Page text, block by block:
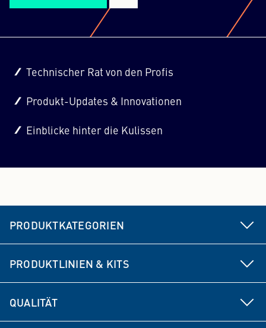
Technischer Rat von den Profis
Produkt-Updates & Innovationen
Einblicke hinter die Kulissen
PRODUKTKATEGORIEN
Antriebsteile
PRODUKTLINIEN & KITS
QUALITÄT